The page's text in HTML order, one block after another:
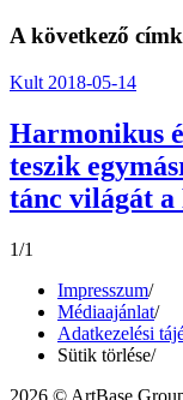
A következő
Kult 2018-05-14
Harmonikus
teszik
tánc világát a
1/1
Impresszum/
Médiaajánlat/
Adatkezelési
Sütik törlése/
2026 © ArtBase